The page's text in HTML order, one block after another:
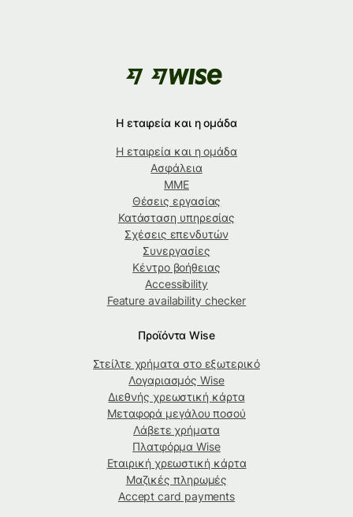
Η εταιρεία και η ομάδα
Η εταιρεία και η ομάδα
Ασφάλεια
ΜΜΕ
Θέσεις εργασίας
Κατάσταση υπηρεσίας
Σχέσεις επενδυτών
Συνεργασίες
Κέντρο βοήθειας
Accessibility
Feature availability checker
Προϊόντα Wise
Στείλτε χρήματα στο εξωτερικό
Λογαριασμός Wise
Διεθνής χρεωστική κάρτα
Μεταφορά μεγάλου ποσού
Λάβετε χρήματα
Πλατφόρμα Wise
Εταιρική χρεωστική κάρτα
Μαζικές πληρωμές
Accept card payments